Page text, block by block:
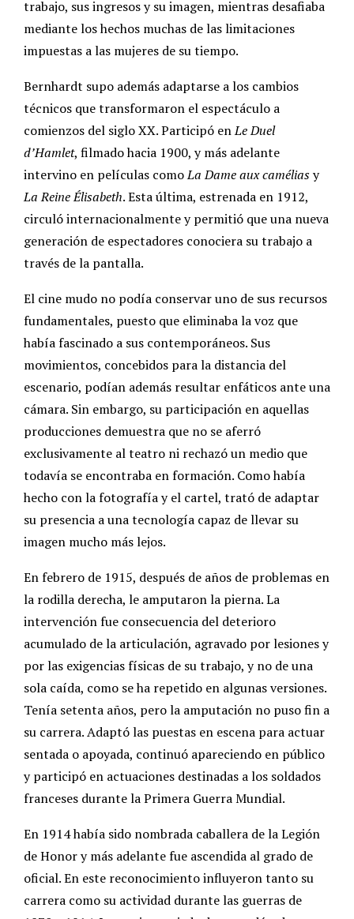
trabajo, sus ingresos y su imagen, mientras desafiaba
mediante los hechos muchas de las limitaciones
impuestas a las mujeres de su tiempo.
Bernhardt supo además adaptarse a los cambios
técnicos que transformaron el espectáculo a
comienzos del siglo XX. Participó enLe Duel
d’Hamlet, filmado hacia 1900, y más adelante
intervino en películas comoLa Dame aux caméliasy
La Reine Élisabeth. Esta última, estrenada en 1912,
circuló internacionalmente y permitió que una nueva
generación de espectadores conociera su trabajo a
través de la pantalla.
El cine mudo no podía conservar uno de sus recursos
fundamentales, puesto que eliminaba la voz que
había fascinado a sus contemporáneos. Sus
movimientos, concebidos para la distancia del
escenario, podían además resultar enfáticos ante una
cámara. Sin embargo, su participación en aquellas
producciones demuestra que no se aferró
exclusivamente al teatro ni rechazó un medio que
todavía se encontraba en formación. Como había
hecho con la fotografía y el cartel, trató de adaptar
su presencia a una tecnología capaz de llevar su
imagen mucho más lejos.
En febrero de 1915, después de años de problemas en
la rodilla derecha, le amputaron la pierna. La
intervención fue consecuencia del deterioro
acumulado de la articulación, agravado por lesiones y
por las exigencias físicas de su trabajo, y no de una
sola caída, como se ha repetido en algunas versiones.
Tenía setenta años, pero la amputación no puso fin a
su carrera. Adaptó las puestas en escena para actuar
sentada o apoyada, continuó apareciendo en público
y participó en actuaciones destinadas a los soldados
franceses durante la Primera Guerra Mundial.
En 1914 había sido nombrada caballera de la Legión
de Honor y más adelante fue ascendida al grado de
oficial. En este reconocimiento influyeron tanto su
carrera como su actividad durante las guerras de